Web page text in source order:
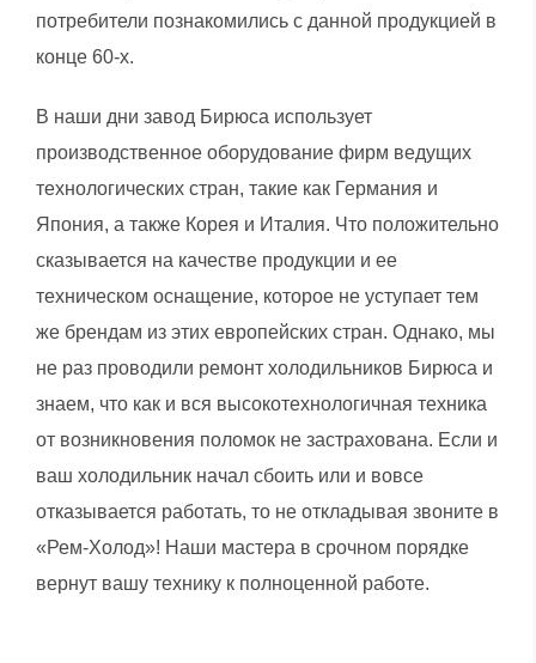
потребители познакомились с данной продукцией в
конце 60-х.
В наши дни завод Бирюса использует
производственное оборудование фирм ведущих
технологических стран, такие как Германия и
Япония, а также Корея и Италия. Что положительно
сказывается на качестве продукции и ее
техническом оснащение, которое не уступает тем
же брендам из этих европейских стран. Однако, мы
не раз проводили ремонт холодильников Бирюса и
знаем, что как и вся высокотехнологичная техника
от возникновения поломок не застрахована. Если и
ваш холодильник начал сбоить или и вовсе
отказывается работать, то не откладывая звоните в
«Рем-Холод»! Наши мастера в срочном порядке
вернут вашу технику к полноценной работе.